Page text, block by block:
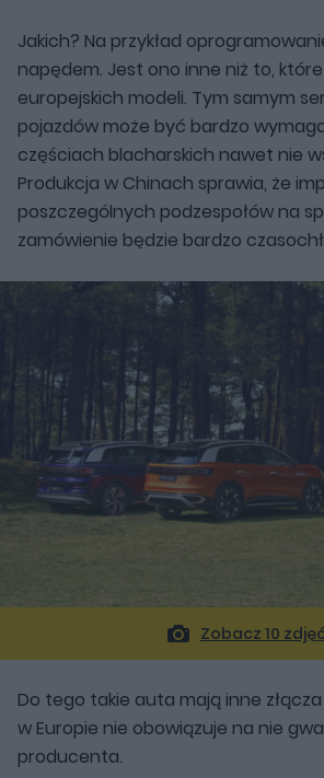
Jakich? Na przykład
napędem. Jest ono inne niż to,
europejskich modeli. Tym samym
pojazdów może być bardzo
częściach blacharskich nawet nie
Produkcja w Chinach sprawia, że
poszczególnych podzespołów na
zamówienie będzie bardzo
Zobacz 10
Do tego takie auta mają inne
w Europie nie obowiązuje na nie
producenta.